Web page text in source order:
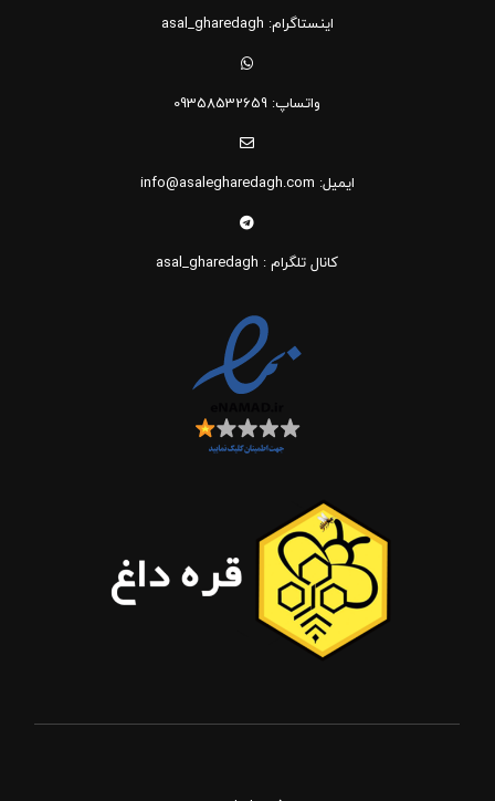
اینستاگرام: asal_gharedagh
واتساپ: 09358532659
ایمیل: info@asalegharedagh.com
کانال تلگرام : asal_gharedagh